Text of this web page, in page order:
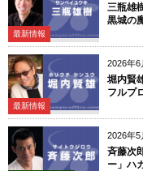
最新情報
三瓶雄
黒城の
2026年6
最新情報
堀内賢
フルプ
2026年5
斉藤次
ー」ハ